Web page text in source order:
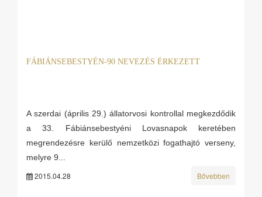
FÁBIÁNSEBESTYÉN-90 NEVEZÉS ÉRKEZETT
A szerdai (április 29.) állatorvosi kontrollal megkezdődik
a 33. Fábiánsebestyéni Lovasnapok keretében
megrendezésre kerülő nemzetközi fogathajtó verseny,
melyre 9...
2015.04.28 Bővebben